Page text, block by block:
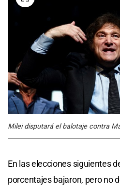
Milei disputará el balotaje contra
En las elecciones siguientes
porcentajes bajaron, pero no